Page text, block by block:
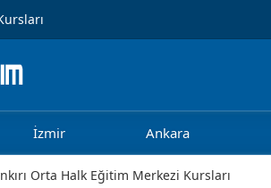
İzmir Ankara
Orta Halk Eğitim Merkezi Kursları